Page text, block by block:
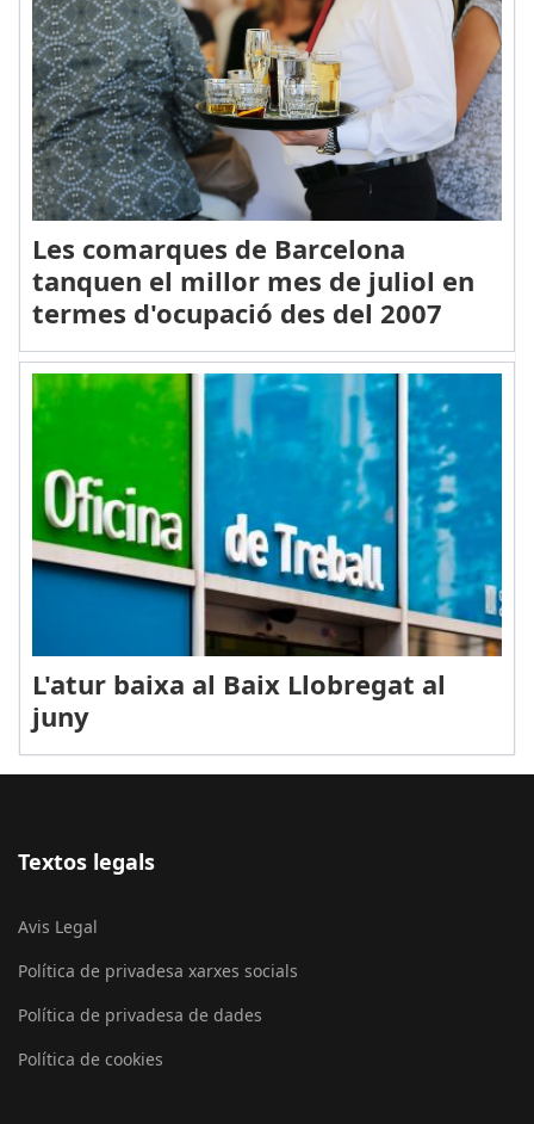
Les comarques de Barcelona
tanquen el millor mes de juliol en
termes d'ocupació des del 2007
L'atur baixa al Baix Llobregat al
juny
Textos legals
Avis Legal
Política de privadesa xarxes socials
Política de privadesa de dades
Política de cookies